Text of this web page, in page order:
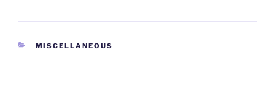
CATÉGORIES
MISCELLANEOUS